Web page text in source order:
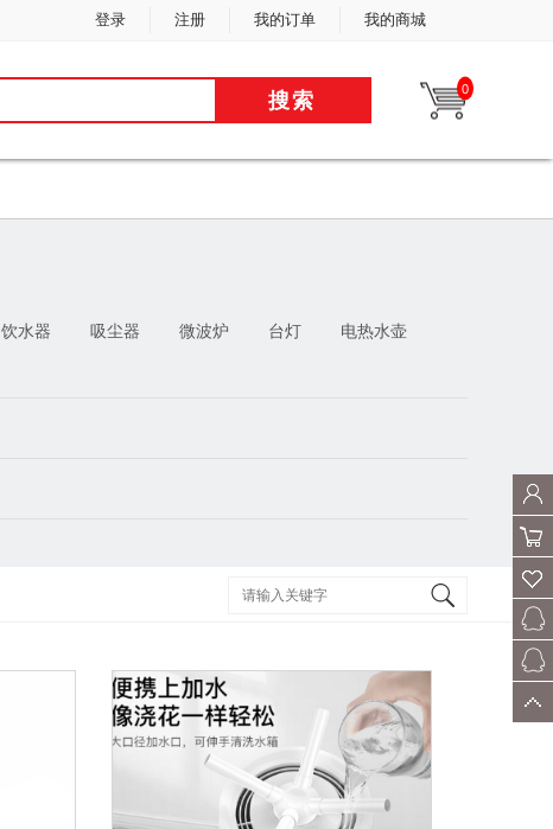
登录 注册 我的订单 我的商城
搜索 0
饮水器 吸尘器 微波炉 台灯
电热水壶
会员
购物
车
收藏
客服
售后